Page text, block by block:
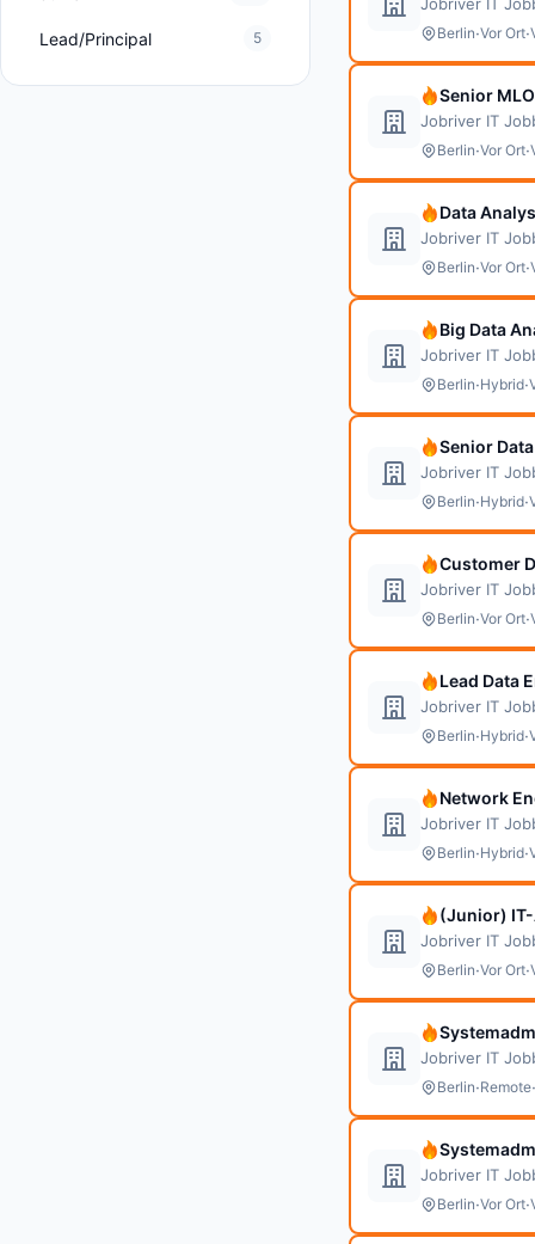
Lead/Principal 5 Berlin·Vor Ort·
Senior
Jobriver IT
Berlin·Vor Ort·
Data
Jobriver IT
Berlin·Vor Ort·
Big Data
Jobriver IT
Berlin·Hybrid·
Senior
Jobriver IT
Berlin·Hybrid·
Customer
Jobriver IT
Berlin·Vor Ort·
Lead Data
Jobriver IT
Berlin·Hybrid·
Network
Jobriver IT
Berlin·Hybrid·
(Junior)
Jobriver IT
Berlin·Vor Ort·
Jobriver IT
Berlin·Remote·
Jobriver IT
Berlin·Vor Ort·